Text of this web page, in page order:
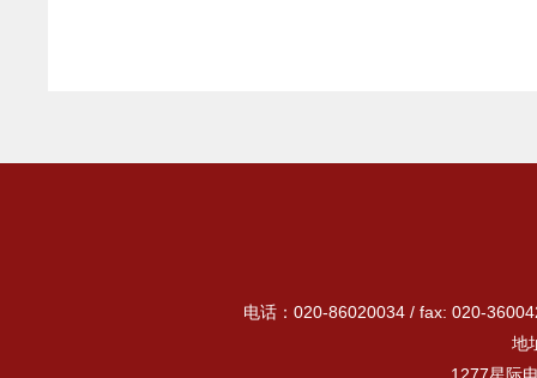
电话：020-86020034 / fax: 020-
地